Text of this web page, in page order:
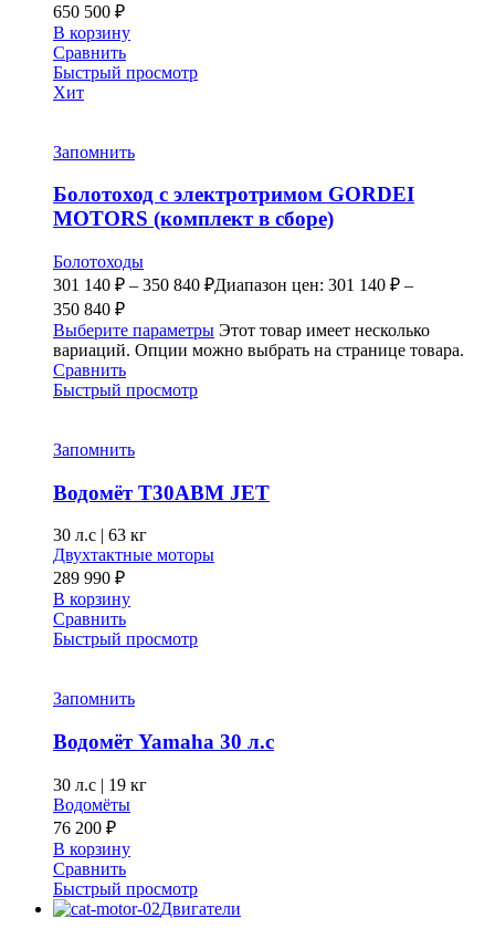
650 500 ₽
В корзину
Сравнить
Быстрый просмотр
Хит
Запомнить
Болотоход с электротримом GORDEI
MOTORS (комплект в сборе)
Болотоходы
301 140 ₽ – 350 840 ₽Диапазон цен: 301 140 ₽ –
350 840 ₽
Выберите параметры Этот товар имеет несколько
вариаций. Опции можно выбрать на странице товара.
Сравнить
Быстрый просмотр
Запомнить
Водомёт T30ABM JET
30 л.с | 63 кг
Двухтактные моторы
289 990 ₽
В корзину
Сравнить
Быстрый просмотр
Запомнить
Водомёт Yamaha 30 л.с
30 л.с | 19 кг
Водомёты
76 200 ₽
В корзину
Сравнить
Быстрый просмотр
Двигатели